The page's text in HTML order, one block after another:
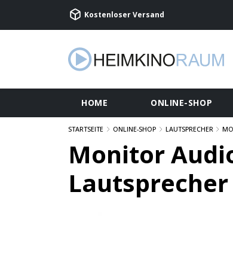
Kostenloser Versand
HOME ONLINE-SHOP
STARTSEITE ONLINE-SHOP LAUTSPRECHER
Monitor
Lautsprecher